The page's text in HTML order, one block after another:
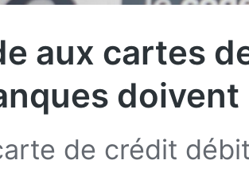
aux cartes
de crédit